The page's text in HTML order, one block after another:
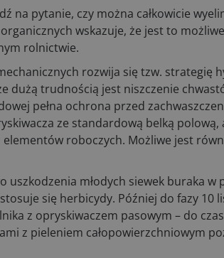
na pytanie, czy można całkowicie
wskazuje, że jest to
rolnictwie.
rozwija się tzw. strategię
dużą trudnością jest niszczenie
pełna ochrona przed
ze standardową belką
roboczych. Możliwe jest
uszkodzenia młodych siewek buraka
się herbicydy. Później do fazy
z opryskiwaczem pasowym – do
z pieleniem całopowierzchniowym